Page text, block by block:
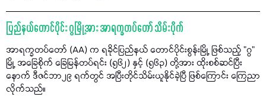
ပြည်နယ်တောင်ပိုင်း ဂွမြို့အား အာရက္ခတပ်တော် သိမ်းပိုက်
အာရက္ခတပ်တော် (AA) က ရခိုင်ပြည်နယ် တောင်ပိုင်းစွန်းမြို့ ဖြစ်သည့် "ဂွ"
မြို့ အခြေစိုက် ခြေမြန်တပ်ရင်း (၅၆၂) နှင့် (၅၆၃) တို့အား ထိုးစစ်ဆင်ပြီး
နောက် ဒီဇင်ဘာ၂၉ ရက်တွင် အပြီးတိုင်သိမ်းယူနိုင်ခဲ့ပြီ ဖြစ်ကြောင်း ကြေညာ
လိုက်သည်။